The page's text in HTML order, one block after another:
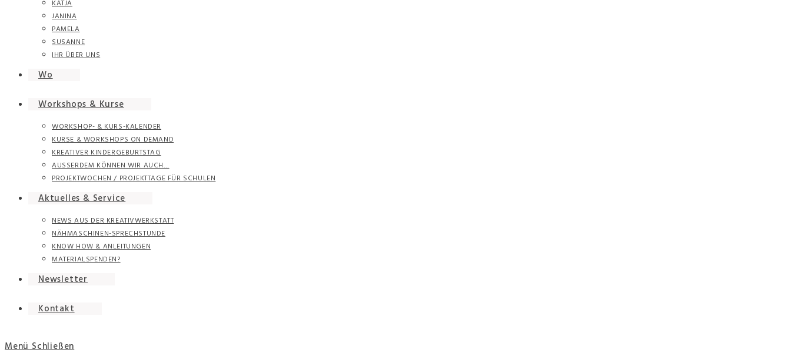
KATJA
JANINA
PAMELA
SUSANNE
IHR ÜBER UNS
Wo
Workshops & Kurse
WORKSHOP- & KURS-KALENDER
KURSE & WORKSHOPS ON DEMAND
KREATIVER KINDERGEBURTSTAG
AUSSERDEM KÖNNEN WIR AUCH…
PROJEKTWOCHEN / PROJEKTTAGE FÜR SCHULEN
Aktuelles & Service
NEWS AUS DER KREATIVWERKSTATT
NÄHMASCHINEN-SPRECHSTUNDE
KNOW HOW & ANLEITUNGEN
MATERIALSPENDEN?
Newsletter
Kontakt
Menü Schließen